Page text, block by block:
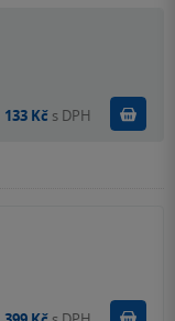
133 Kč s DPH
Koupit